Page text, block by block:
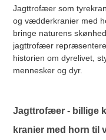
Jagttrofæer som
og vædderkranier med
bringe naturens
jagttrofæer
historien om dyrelivet,
mennesker og dyr.
Jagttrofæer - billige
kranier med horn til